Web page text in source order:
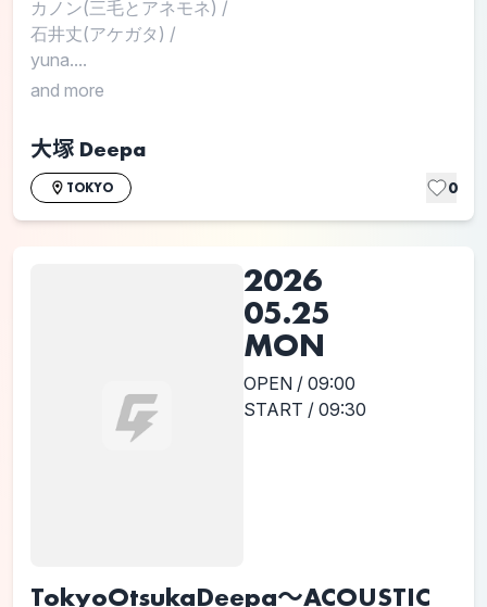
カノン(三毛とアネモネ) /
石井丈(アケガタ) /
yuna....
and more
大塚 Deepa
TOKYO 0
2026
05.25
MON
OPEN / 09:00
START / 09:30
TokyoOtsukaDeepa～ACOUSTIC